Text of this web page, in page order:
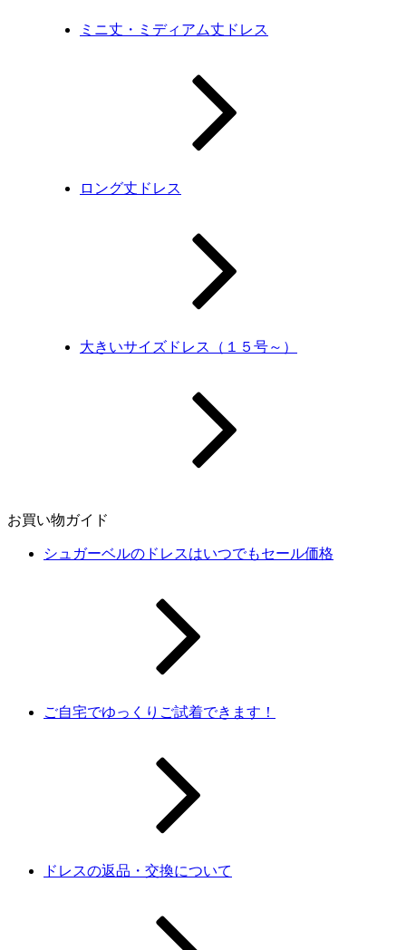
ミニ丈・ミディアム丈ドレス
ロング丈ドレス
大きいサイズドレス（１５号～）
お買い物ガイド
シュガーベルのドレスはいつでもセール価格
ご自宅でゆっくりご試着できます！
ドレスの返品・交換について